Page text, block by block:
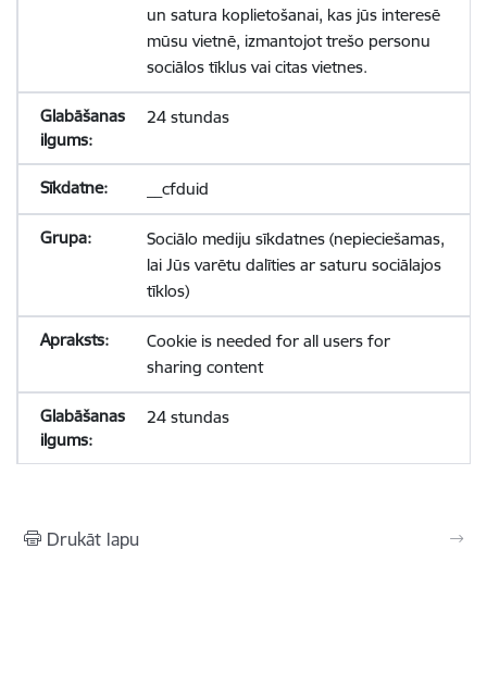
un satura koplietošanai, kas jūs interesē
mūsu vietnē, izmantojot trešo personu
sociālos tīklus vai citas vietnes.
24 stundas
__cfduid
Sociālo mediju sīkdatnes (nepieciešamas,
lai Jūs varētu dalīties ar saturu sociālajos
tīklos)
Cookie is needed for all users for
sharing content
24 stundas
Drukāt lapu